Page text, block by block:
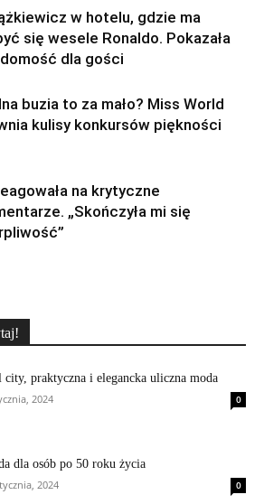
w hotelu, gdzie ma
się wesele Ronaldo. Pokazała
dla gości
buzia to za mało? Miss World
kulisy konkursów piękności
na krytyczne
„Skończyła mi się
city, praktyczna i elegancka uliczna moda
2024
0
dla osób po 50 roku życia
2024
0